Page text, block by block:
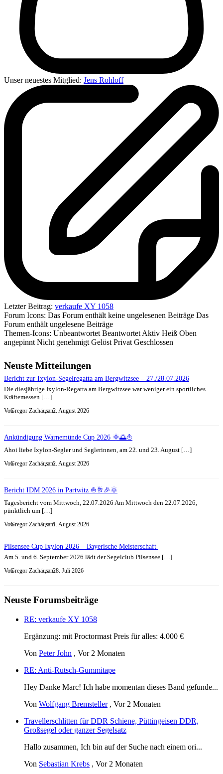
Unser neuestes Mitglied: Jens Rohloff
Letzter Beitrag: verkaufe XY 1058
Forum Icons: Das Forum enthält keine ungelesenen Beiträge Das
Forum enthält ungelesene Beiträge
Themen-Icons: Unbeantwortet Beantwortet Aktiv Heiß Oben
angepinnt Nicht genehmigt Gelöst Privat Geschlossen
Neuste Mitteilungen
Bericht zur Ixylon-Segelregatta am Bergwitzsee – 27./28.07.2026
Die diesjährige Ixylon-Regatta am Bergwitzsee war weniger ein sportliches
Kräftemessen […]
VonGregor Zachäus, am2. August 2026
Ankündigung Warnemünde Cup 2026 🌞🌅⛵
Ahoi liebe Ixylon-Segler und Seglerinnen, am 22. und 23. August […]
VonGregor Zachäus, am2. August 2026
Bericht IDM 2026 in Partwitz ⛵🥂🎉🌞
Tagesbericht vom Mittwoch, 22.07.2026 Am Mittwoch den 22.07.2026,
pünktlich um […]
VonGregor Zachäus, am1. August 2026
Pilsensee Cup Ixylon 2026 – Bayerische Meisterschaft
Am 5. und 6. September 2026 lädt der Segelclub Pilsensee […]
VonGregor Zachäus, am28. Juli 2026
Neuste Forumsbeiträge
RE: verkaufe XY 1058
Ergänzung: mit Proctormast Preis für alles: 4.000 €
Von Peter John , Vor 2 Monaten
RE: Anti-Rutsch-Gummitape
Hey Danke Marc! Ich habe momentan dieses Band gefunde...
Von Wolfgang Bremsteller, Vor 2 Monaten
Travellerschlitten für DDR Schiene, Püttingeisen DDR,
Großsegel oder ganzer Segelsatz
Hallo zusammen, Ich bin auf der Suche nach einem ori...
Von Sebastian Krebs , Vor 2 Monaten